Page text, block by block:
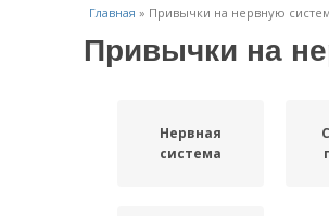
Главная » Привычки на нервную
Привычки на
Нервная
система